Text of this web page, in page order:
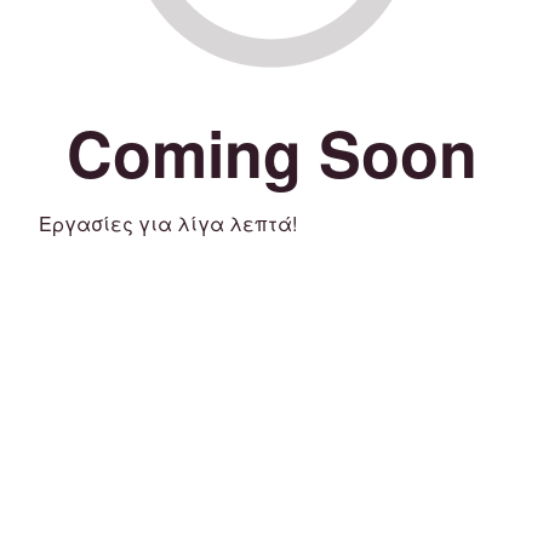
Coming Soon
Εργασίες για λίγα λεπτά!